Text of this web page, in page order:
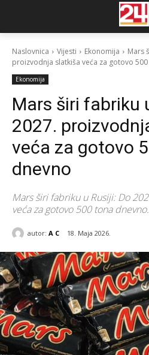
Naslovnica Vijesti Ekonomija
Mars
proizvodnja slatkiša veća za gotovo
Ekonomija
Mars širi fabriku
2027.
veća za gotovo
dnevno
Mars širi fabriku u Rusiji: Do
veća za gotovo 500 tona
autor: A C 18. Maja 2026.